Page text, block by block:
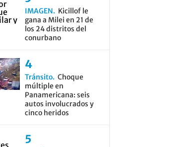
IMAGEN
Kicillof le
gana a Milei en 21 de
los 24 distritos del
conurbano
Tránsito Choque
múltiple en
Panamericana: seis
autos involucrados y
cinco heridos